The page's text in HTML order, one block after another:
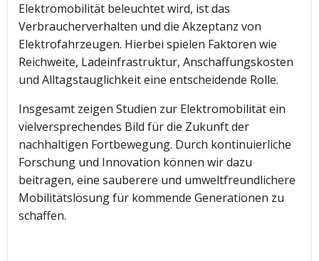
Elektromobilität beleuchtet wird, ist das
Verbraucherverhalten und die Akzeptanz von
Elektrofahrzeugen. Hierbei spielen Faktoren wie
Reichweite, Ladeinfrastruktur, Anschaffungskosten
und Alltagstauglichkeit eine entscheidende Rolle.
Insgesamt zeigen Studien zur Elektromobilität ein
vielversprechendes Bild für die Zukunft der
nachhaltigen Fortbewegung. Durch kontinuierliche
Forschung und Innovation können wir dazu
beitragen, eine sauberere und umweltfreundlichere
Mobilitätslösung für kommende Generationen zu
schaffen.